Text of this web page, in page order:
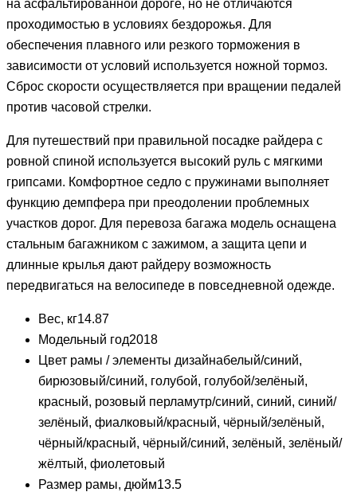
на асфальтированной дороге, но не отличаются
проходимостью в условиях бездорожья. Для
обеспечения плавного или резкого торможения в
зависимости от условий используется ножной тормоз.
Сброс скорости осуществляется при вращении педалей
против часовой стрелки.
Для путешествий при правильной посадке райдера с
ровной спиной используется высокий руль с мягкими
грипсами. Комфортное седло с пружинами выполняет
функцию демпфера при преодолении проблемных
участков дорог. Для перевоза багажа модель оснащена
стальным багажником с зажимом, а защита цепи и
длинные крылья дают райдеру возможность
передвигаться на велосипеде в повседневной одежде.
Вес, кг14.87
Модельный год2018
Цвет рамы / элементы дизайнабелый/синий,
бирюзовый/синий, голубой, голубой/зелёный,
красный, розовый перламутр/синий, синий, синий/
зелёный, фиалковый/красный, чёрный/зелёный,
чёрный/красный, чёрный/синий, зелёный, зелёный/
жёлтый, фиолетовый
Размер рамы, дюйм13.5